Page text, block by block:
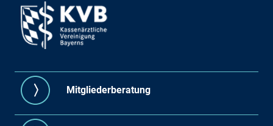
Mitgliederberatung